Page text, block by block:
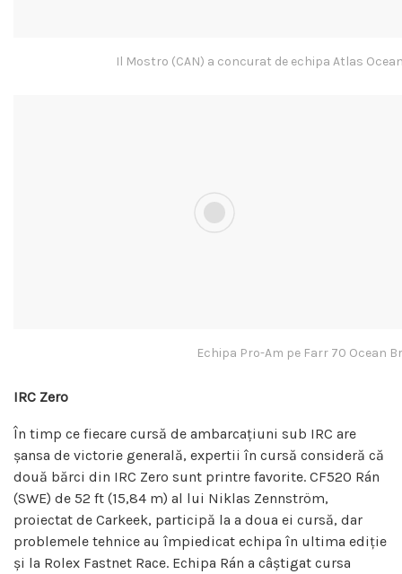
Il Mostro (CAN) a concurat de echipa Atlas
Echipa Pro-Am pe Farr 70 Ocean
IRC Zero
În timp ce fiecare cursă de ambarcațiuni sub IRC are
șansa de victorie generală, expertii în cursă consideră că
două bărci din IRC Zero sunt printre favorite. CF520 Rán
(SWE) de 52 ft (15,84 m) al lui Niklas Zennström,
proiectat de Carkeek, participă la a doua ei cursă, dar
problemele tehnice au împiedicat echipa în ultima ediție
și la Rolex Fastnet Race. Echipa Rán a câștigat cursa